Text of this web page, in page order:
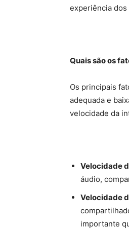
experiência
Quais são os
Os principais
adequada e
velocidade da
Velocidade
áudio,
Velocidade
importante